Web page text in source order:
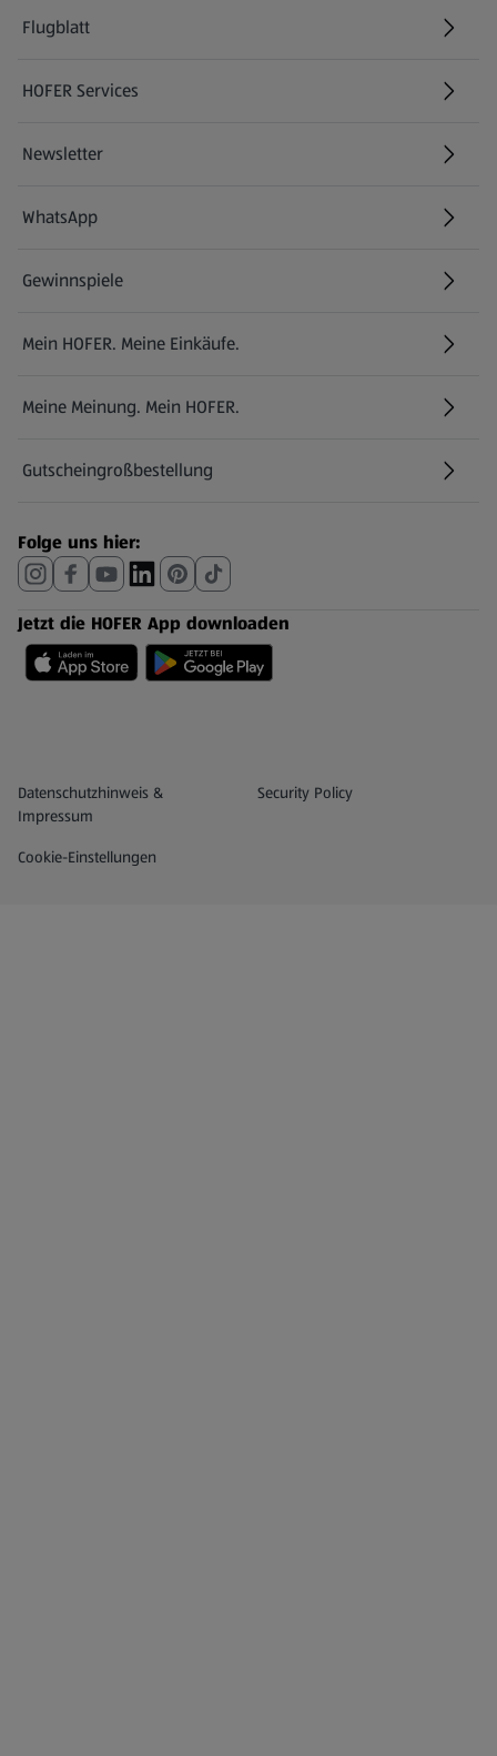
Flugblatt
HOFER Services
Newsletter
WhatsApp
Gewinnspiele
Mein HOFER. Meine Einkäufe.
Meine Meinung. Mein HOFER.
Gutscheingroßbestellung
(öffnet in einem neuen Tab)
Folge uns hier:
Jetzt die HOFER App downloaden
Datenschutz- und Richtlinienmenü
Datenschutzhinweis &
Impressum
Security Policy
(öffnet in einem neuen Tab)
Cookie-Einstellungen